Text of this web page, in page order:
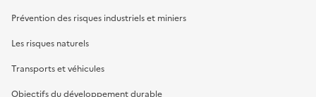
Prévention des risques industriels et miniers
Les risques naturels
Transports et véhicules
Objectifs du développement durable